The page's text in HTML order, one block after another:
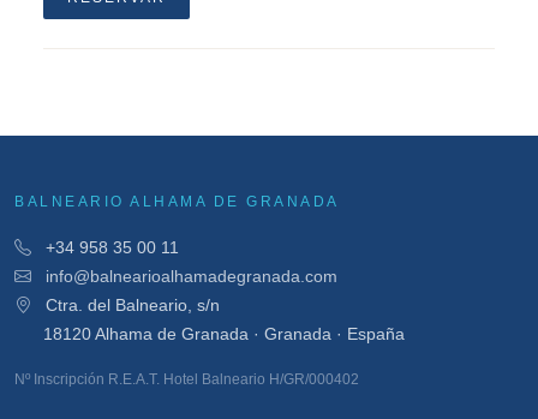
BALNEARIO ALHAMA DE GRANADA
+34 958 35 00 11
info@balnearioalhamadegranada.com
Ctra. del Balneario, s/n
18120 Alhama de Granada · Granada · España
Nº Inscripción R.E.A.T. Hotel Balneario H/GR/000402